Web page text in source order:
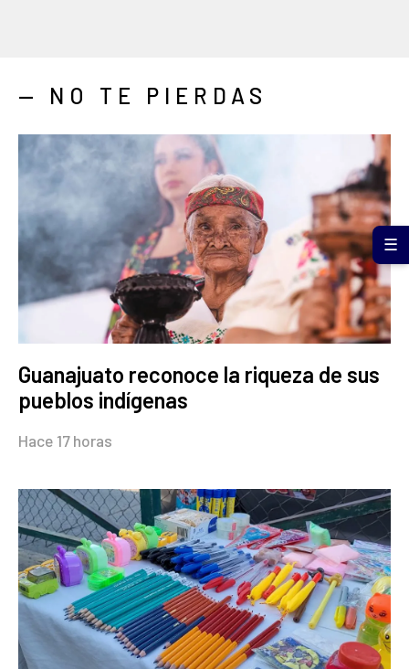
— NO TE PIERDAS
Guanajuato reconoce la riqueza de sus
pueblos indígenas
Hace 17 horas
☰